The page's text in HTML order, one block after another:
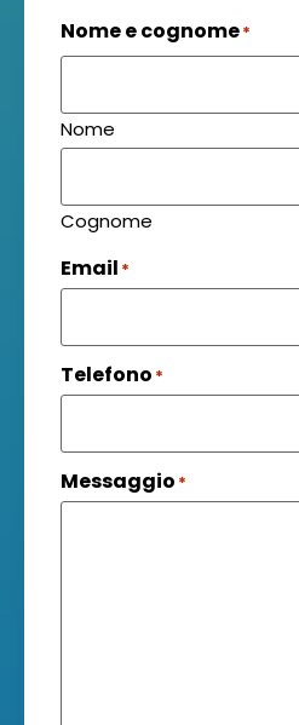
Nome e cognome*
Nome
Cognome
Email *
Telefono *
Messaggio *